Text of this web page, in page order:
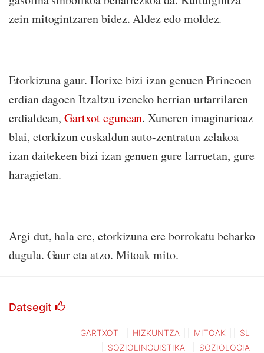
zein mitogintzaren bidez. Aldez edo moldez.
Etorkizuna gaur. Horixe bizi izan genuen Pirineoen
erdian dagoen Itzaltzu izeneko herrian urtarrilaren
erdialdean,Gartxot egunean. Xuneren imaginarioaz
blai, etorkizun euskaldun auto-zentratua zelakoa
izan daitekeen bizi izan genuen gure larruetan, gure
haragietan.
Argi dut, hala ere, etorkizuna ere borrokatu beharko
dugula. Gaur eta atzo. Mitoak mito.
Datsegit
GARTXOT HIZKUNTZA MITOAK
SL
SOZIOLINGUISTIKA
SOZIOLOGIA